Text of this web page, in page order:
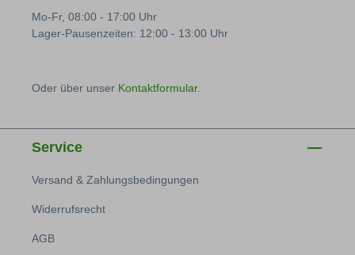
Mo-Fr, 08:00 - 17:00 Uhr
Lager-Pausenzeiten: 12:00 - 13:00 Uhr
Oder über unser Kontaktformular.
Service
Versand & Zahlungsbedingungen
Widerrufsrecht
AGB